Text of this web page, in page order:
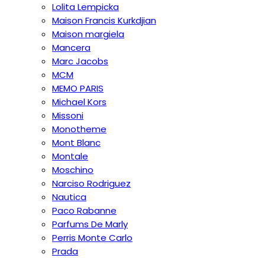
Lolita Lempicka
Maison Francis Kurkdjian
Maison margiela
Mancera
Marc Jacobs
MCM
MEMO PARIS
Michael Kors
Missoni
Monotheme
Mont Blanc
Montale
Moschino
Narciso Rodriguez
Nautica
Paco Rabanne
Parfums De Marly
Perris Monte Carlo
Prada